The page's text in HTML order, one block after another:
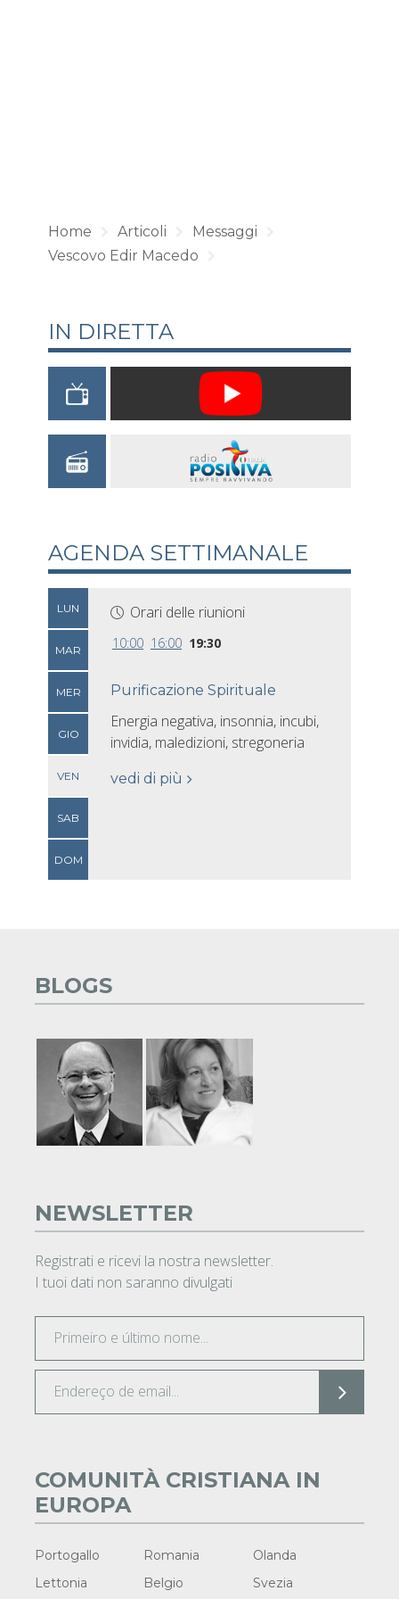
Home Articoli
Messaggi
Vescovo Edir Macedo
IN DIRETTA
AGENDA SETTIMANALE
LUN
MAR
MER
GIO
VEN
SAB
DOM
Orari delle riunioni
10:00 16:00 19:30
Purificazione Spirituale
Energia negativa, insonnia, incubi,
invidia, maledizioni, stregoneria
vedi di più
BLOGS
NEWSLETTER
Registrati e ricevi la nostra newsletter.
I tuoi dati non saranno divulgati
COMUNITÀ CRISTIANA IN
EUROPA
Portogallo Romania
Olanda
Lettonia
Belgio Svezia